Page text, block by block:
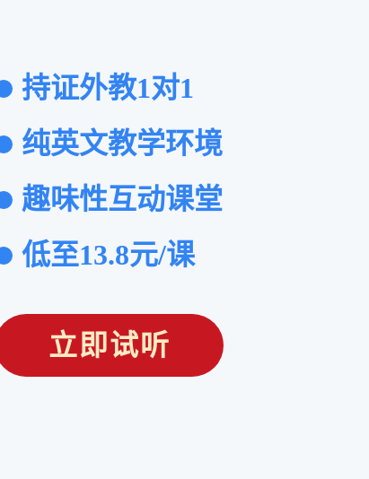
持证外教1对1
纯英文教学环境
趣味性互动课堂
低至13.8元/课
立即试听